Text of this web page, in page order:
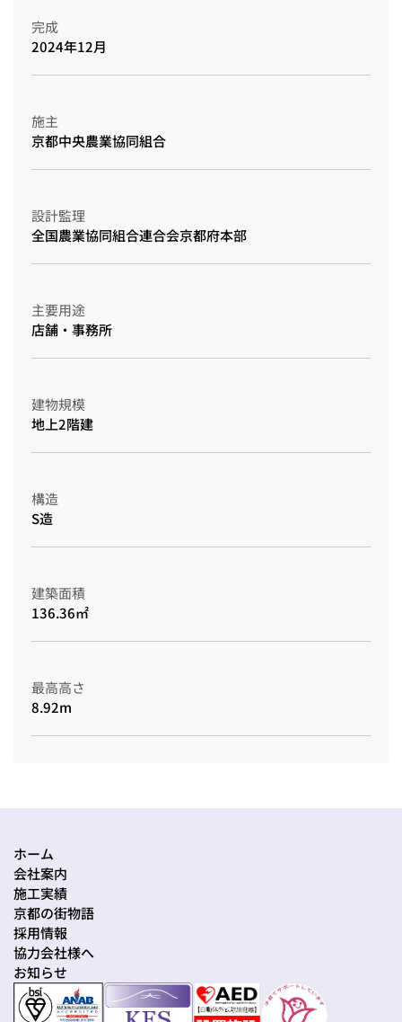
完成
2024年12月
施主
京都中央農業協同組合
設計監理
全国農業協同組合連合会京都府本部
主要用途
店舗・事務所
建物規模
地上2階建
構造
S造
建築面積
136.36㎡
最高高さ
8.92m
ホーム
会社案内
施工実績
京都の街物語
採用情報
協力会社様へ
お知らせ